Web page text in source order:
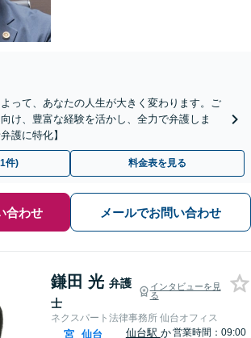
って、あなたの人生が大きく変わります。ご
け、豊富な経験を活かし、全力で弁護しま
護に特化】
件) 料金表を見る
合わせ メールでお問い合わせ
鎌田 光 弁護
士
インタビューを見
る
ネクスパート法律事務所 仙台オフィス
宮
仙台
仙台駅 か営業時間：09:00